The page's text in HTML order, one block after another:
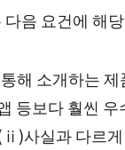
음 요건에 해
해 소개하는 제
등보다 훨씬
사실과 다르